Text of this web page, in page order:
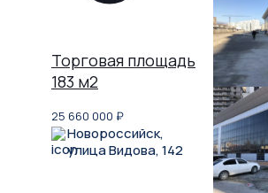
Торговая площадь
183 м2
25 660 000 ₽
Новороссийск,
улица Видова, 142